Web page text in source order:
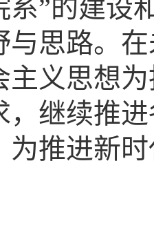
系”的建设
与思路。
主义思想
，继续推
为推进新